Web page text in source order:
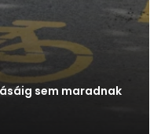
sem maradnak